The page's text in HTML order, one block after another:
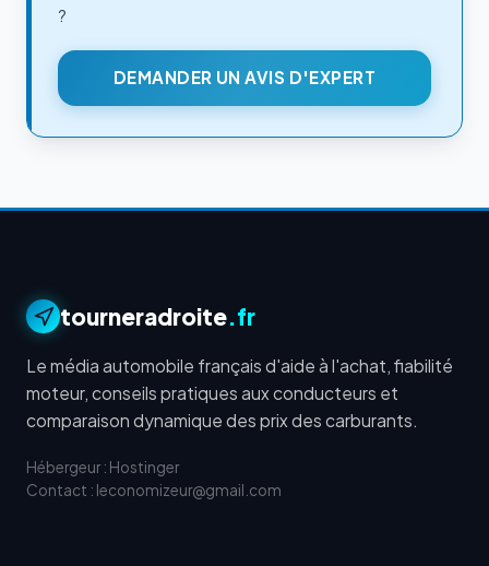
?
DEMANDER UN AVIS D'EXPERT
tourneradroite.fr
Le média automobile français d'aide à l'achat, fiabilité
moteur, conseils pratiques aux conducteurs et
comparaison dynamique des prix des carburants.
Hébergeur : Hostinger
Contact : leconomizeur@gmail.com